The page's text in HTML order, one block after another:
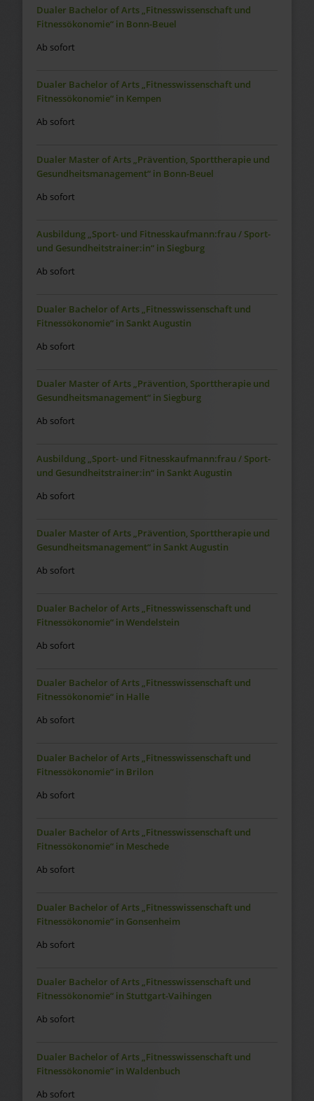
Dualer Bachelor of Arts „Fitnesswissenschaft und
Fitnessökonomie“ in Bonn-Beuel
Ab sofort
Dualer Bachelor of Arts „Fitnesswissenschaft und
Fitnessökonomie“ in Kempen
Ab sofort
Dualer Master of Arts „Prävention, Sporttherapie und
Gesundheitsmanagement“ in Bonn-Beuel
Ab sofort
Ausbildung „Sport- und Fitnesskaufmann:frau / Sport-
und Gesundheitstrainer:in“ in Siegburg
Ab sofort
Dualer Bachelor of Arts „Fitnesswissenschaft und
Fitnessökonomie“ in Sankt Augustin
Ab sofort
Dualer Master of Arts „Prävention, Sporttherapie und
Gesundheitsmanagement“ in Siegburg
Ab sofort
Ausbildung „Sport- und Fitnesskaufmann:frau / Sport-
und Gesundheitstrainer:in“ in Sankt Augustin
Ab sofort
Dualer Master of Arts „Prävention, Sporttherapie und
Gesundheitsmanagement“ in Sankt Augustin
Ab sofort
Dualer Bachelor of Arts „Fitnesswissenschaft und
Fitnessökonomie“ in Wendelstein
Ab sofort
Dualer Bachelor of Arts „Fitnesswissenschaft und
Fitnessökonomie“ in Halle
Ab sofort
Dualer Bachelor of Arts „Fitnesswissenschaft und
Fitnessökonomie“ in Brilon
Ab sofort
Dualer Bachelor of Arts „Fitnesswissenschaft und
Fitnessökonomie“ in Meschede
Ab sofort
Dualer Bachelor of Arts „Fitnesswissenschaft und
Fitnessökonomie“ in Gonsenheim
Ab sofort
Dualer Bachelor of Arts „Fitnesswissenschaft und
Fitnessökonomie“ in Stuttgart-Vaihingen
Ab sofort
Dualer Bachelor of Arts „Fitnesswissenschaft und
Fitnessökonomie“ in Waldenbuch
Ab sofort